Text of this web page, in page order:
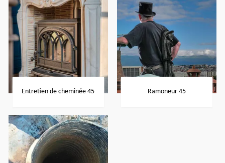
Entretien de cheminée 45 Ramoneur 45